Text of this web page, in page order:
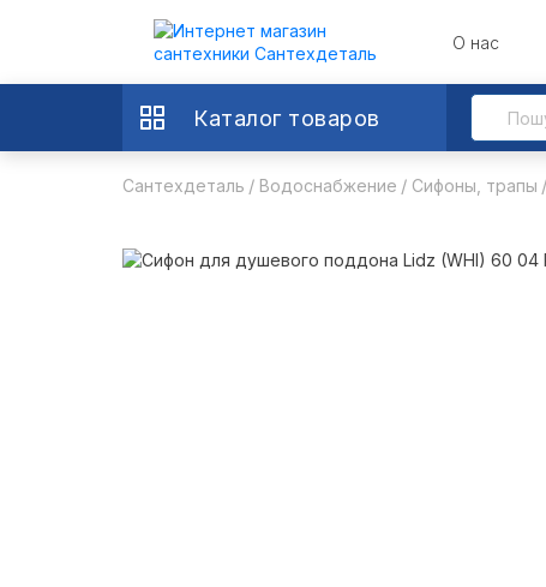
О нас
Каталог товаров
Сантехдеталь Водоснабжение Сифоны, трапы